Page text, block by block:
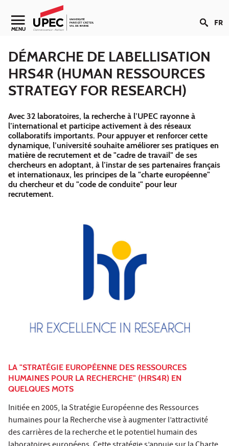
Aller au contenu
Navigation secondaire
MENU FR
DÉMARCHE DE LABELLISATION
HRS4R (HUMAN RESSOURCES
STRATEGY FOR RESEARCH)
Avec 32 laboratoires, la recherche à l’UPEC rayonne à
l’international et participe activement à des réseaux
collaboratifs importants. Pour appuyer et renforcer cette
dynamique, l’université souhaite améliorer ses pratiques en
matière de recrutement et de "cadre de travail" de ses
chercheurs en adoptant, à l’instar de ses partenaires français
et internationaux, les principes de la "charte européenne"
du chercheur et du "code de conduite" pour leur
recrutement.
LA "STRATÉGIE EUROPÉENNE DES RESSOURCES
HUMAINES POUR LA RECHERCHE" (HRS4R) EN
QUELQUES MOTS
Initiée en 2005, la Stratégie Européenne des Ressources
humaines pour la Recherche vise à augmenter l’attractivité
des carrières de la recherche et le potentiel humain des